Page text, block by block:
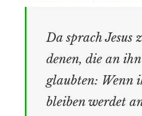
Da sprach Jesus
denen, die an ihn
glaubten: Wenn
bleiben werdet